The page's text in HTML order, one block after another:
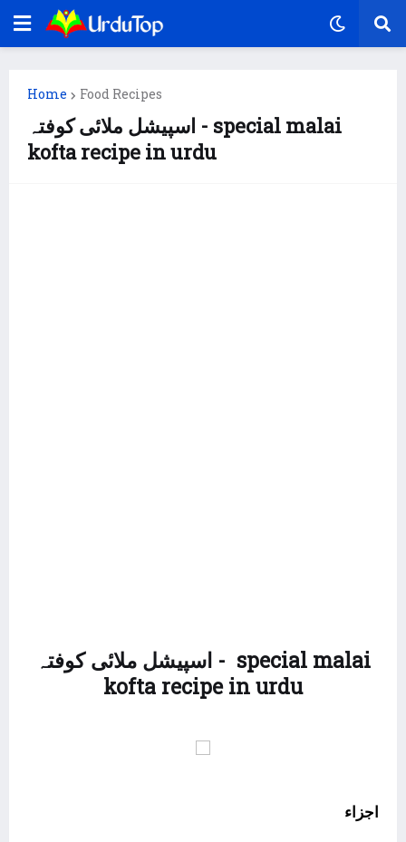
Home Food Recipes
اسپیشل ملائی کوفتہ - special malai
kofta recipe in urdu
اسپیشل ملائی کوفتہ - special malai
kofta recipe in urdu
اجزاء